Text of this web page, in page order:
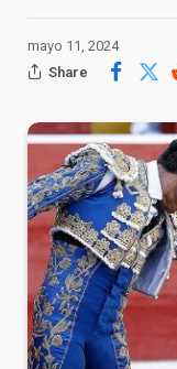
mayo 11, 2024
Share